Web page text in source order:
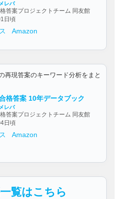
レバ
答案プロジェクトチーム 同友館
日頃
Amazon
再現答案のキーワード分析をまと
格答案 10年データブック
レバ
答案プロジェクトチーム 同友館
日頃
Amazon
覧はこちら